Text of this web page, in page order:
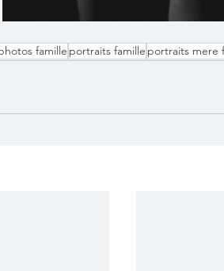
famille portraits famille portraits mere